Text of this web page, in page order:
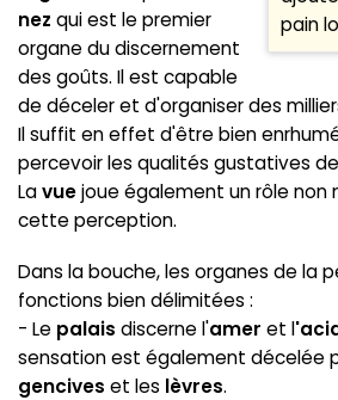
pain
nez qui est le premier
organe du discernement
des goûts. Il est capable
de déceler et d'organiser des
Il suffit en effet d'être bien
percevoir les qualités gustatives
Lavuejoue également un rôle non
cette perception.
Dans la bouche, les organes de la
fonctions bien délimitées :
- Le palais discerne l'amer et l
sensation est également décelée
gencives et les lèvres.